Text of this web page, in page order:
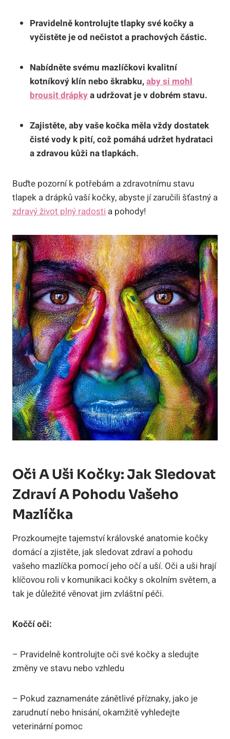
Pravidelně kontrolujte tlapky své kočky a
vyčistěte je od nečistot a prachových částic.
Nabídněte svému mazlíčkovi kvalitní
kotníkový klín nebo škrabku,aby si mohl
brousit drápkya udržovat je v dobrém stavu.
Zajistěte, aby vaše kočka měla vždy dostatek
čisté vody k pití, což pomáhá udržet hydrataci
a zdravou kůži na tlapkách.
Buďte pozorní k potřebám a zdravotnímu stavu
tlapek a drápků vaší kočky, abyste jí zaručili šťastný a
zdravý život plný radosti a pohody!
Oči A Uši Kočky: Jak Sledovat
Zdraví A Pohodu Vašeho
Mazlíčka
Prozkoumejte tajemství královské anatomie kočky
domácí a zjistěte, jak sledovat zdraví a pohodu
vašeho mazlíčka pomocí jeho očí a uší. Oči a uši hrají
klíčovou roli v komunikaci kočky s okolním světem, a
tak je důležité věnovat jim zvláštní péči.
Koččí oči:
– Pravidelně kontrolujte oči své kočky a sledujte
změny ve stavu nebo vzhledu
– Pokud zaznamenáte zánětlivé příznaky, jako je
zarudnutí nebo hnisání, okamžitě vyhledejte
veterinární pomoc